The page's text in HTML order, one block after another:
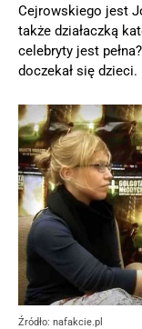
Cejrowskiego jest
także działaczką
celebryty jest
doczekał się dzieci.
Źródło: nafakcie.pl